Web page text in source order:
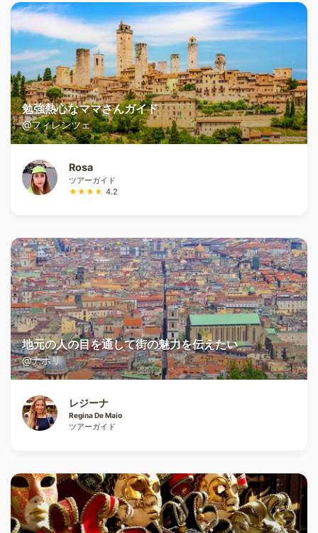
勉強熱心なママさんガイド
@フィレンツェ
Rosa
ツアーガイド
★★★★ 4.2
地元の人の目を通して街の魅力を伝えたい
@ナポリ
レジーナ
Regina De Maio
ツアーガイド